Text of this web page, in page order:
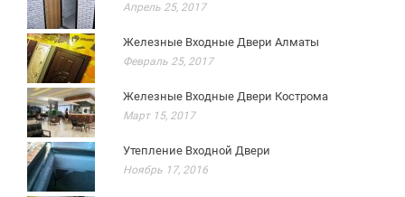
Апрель 25, 2017
Железные Входные Двери Алматы
Февраль 25, 2017
Железные Входные Двери Кострома
Март 15, 2017
Утепление Входной Двери
Ноябрь 17, 2016